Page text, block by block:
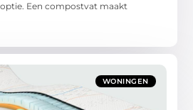
Een compostvat maakt
WONINGEN